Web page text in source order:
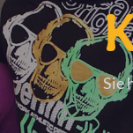
Sie